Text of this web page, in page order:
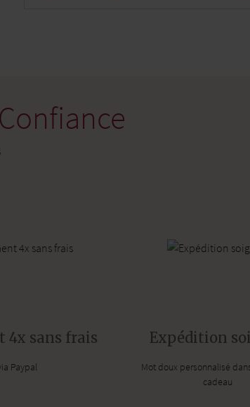
4x sans frais
Paypal
Expédition
Mot doux personnalisé
cadeau